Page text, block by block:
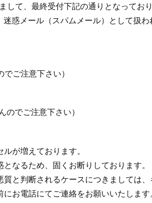
して、最終受付下記の通りとなっており
惑メール（スパムメール）として扱
ご注意下さい）
でご注意下さい）
が増えております。
なるため、固くお断りしております。
と判断されるケースにつきましては
お電話にてご連絡をお願いいたします